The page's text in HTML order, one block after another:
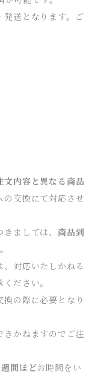
送となります。ご
文内容と異なる商品
の交換にて対応させ
きましては、商品到
対応いたしかねる
ださい。
換の際に必要となり
きかねますのでご注
間ほどお時間をい